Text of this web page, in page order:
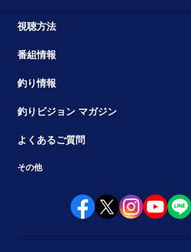
視聴方法
番組情報
釣り情報
釣りビジョン マガジン
よくあるご質問
その他